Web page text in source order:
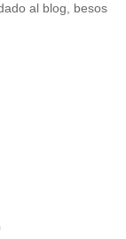
al blog, besos